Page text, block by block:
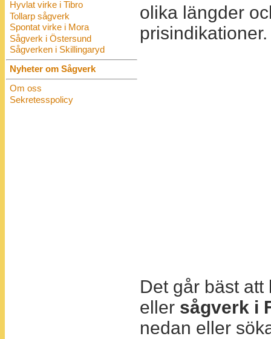
Hyvlat virke i Tibro
Tollarp sågverk
Spontat virke i Mora
Sågverk i Östersund
Sågverken i Skillingaryd
Nyheter om Sågverk
Om oss
Sekretesspolicy
olika längder
prisindikationer.
Det går bäst
eller sågverk i
nedan eller